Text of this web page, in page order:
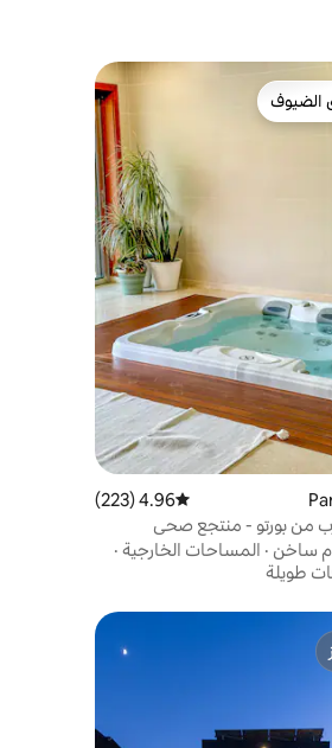
المفضّلة لدى الضيوف
الضيوف
متوسط التقييم 4.96 من 5، 223 مراجعات
4.96 (223)
من بورتو - منتجع صحي
خاص
ساخن · المساحات الخارجية ·
طويلة